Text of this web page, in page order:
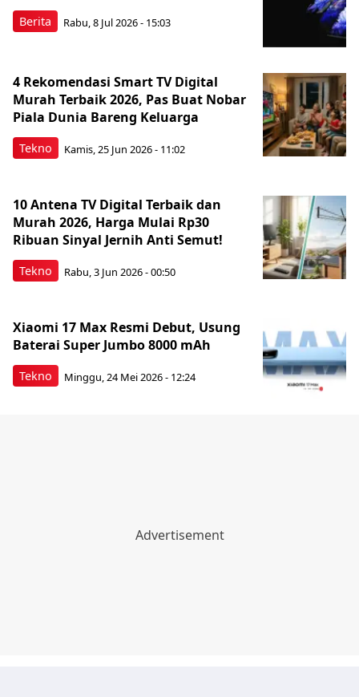
Berita Rabu, 8 Jul 2026 - 15:03
Tekno
4 Rekomendasi Smart TV Digital
Murah Terbaik 2026, Pas Buat Nobar
Piala Dunia Bareng Keluarga
Kamis, 25 Jun 2026 - 11:02
Tekno
10 Antena TV Digital Terbaik dan
Murah 2026, Harga Mulai Rp30
Ribuan Sinyal Jernih Anti Semut!
Rabu, 3 Jun 2026 - 00:50
Tekno
Xiaomi 17 Max Resmi Debut, Usung
Baterai Super Jumbo 8000 mAh
Minggu, 24 Mei 2026 - 12:24